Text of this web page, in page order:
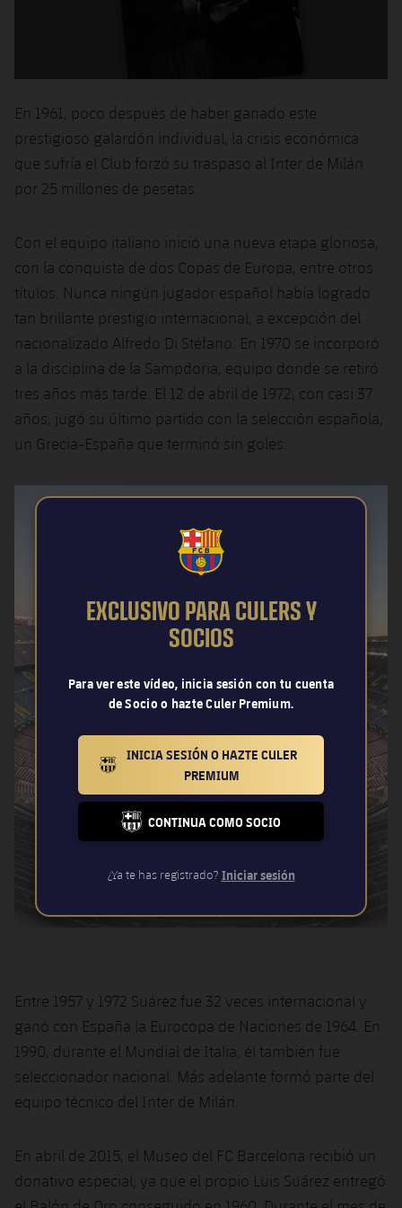
En 1961, poco después de haber ganado este
prestigioso galardón individual, la crisis económica
que sufría el Club forzó su traspaso al Inter de Milán
por 25 millones de pesetas.
Con el equipo italiano inició una nueva etapa gloriosa,
con la conquista de dos Copas de Europa, entre otros
títulos. Nunca ningún jugador español había logrado
tan brillante prestigio internacional, a excepción del
nacionalizado Alfredo Di Stéfano. En 1970 se incorporó
a la disciplina de la Sampdoria, equipo donde se retiró
tres años más tarde. El 12 de abril de 1972, con casi 37
años, jugó su último partido con la selección española,
un Grecia-España que terminó sin goles.
FCB Barcelona badge
EXCLUSIVO PARA CULERS Y
SOCIOS
Para ver este vídeo, inicia sesión con tu cuenta
de Socio o hazte Culer Premium.
BARCELONA BADGE GOLD
INICIA SESIÓN O HAZTE CULER
PREMIUM
FC BARCELONA CLUB BADGE
CONTINUA COMO SOCIO
¿Ya te has registrado? Iniciar sesión
Entre 1957 y 1972 Suárez fue 32 veces internacional y
ganó con España la Eurocopa de Naciones de 1964. En
1990, durante el Mundial de Italia, él también fue
seleccionador nacional. Más adelante formó parte del
equipo técnico del Inter de Milán.
En abril de 2015, el Museo del FC Barcelona recibió un
donativo especial, ya que el propio Luis Suárez entregó